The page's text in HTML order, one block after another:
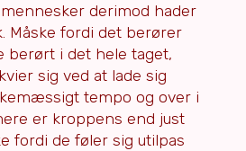
derimod hader
Måske fordi det berører
berørt i det hele taget,
sig ved at lade sig
tempo og over i
er kroppens end just
fordi de føler sig utilpas